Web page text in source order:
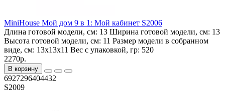
MiniHouse Мой дом 9 в 1: Мой кабинет S2006
Длина готовой модели, см: 13 Ширина готовой модели, см: 13
Высота готовой модели, см: 11 Размер модели в собранном
виде, см: 13x13x11 Вес с упаковкой, гр: 520
2270р.
В корзину
6927296404432
S2009